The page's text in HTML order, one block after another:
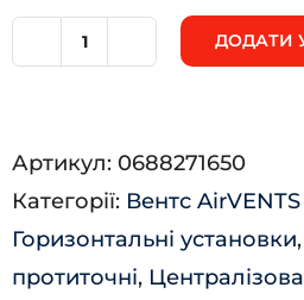
Л-
А21
кількість
ДОДАТИ
Артикул: 0688271650
Категорії: Вентс AirVENTS
Горизонтальні установки,
протиточні,